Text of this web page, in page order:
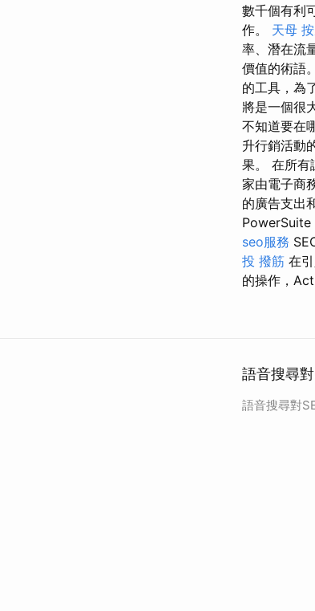
數千個有利
作。 天母
率、潛在流
價值的術語。
的工具，為
將是一個很
不知道要在
升行銷活動
果。 在所有
家由電子商
的廣告支出
PowerSuite
seo服務
投 撥筋 在
的操作，
語音搜尋
語音搜尋對